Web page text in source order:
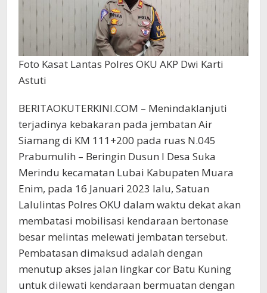
Foto Kasat Lantas Polres OKU AKP Dwi Karti
Astuti
BERITAOKUTERKINI.COM – Menindaklanjuti
terjadinya kebakaran pada jembatan Air
Siamang di KM 111+200 pada ruas N.045
Prabumulih – Beringin Dusun I Desa Suka
Merindu kecamatan Lubai Kabupaten Muara
Enim, pada 16 Januari 2023 lalu, Satuan
Lalulintas Polres OKU dalam waktu dekat akan
membatasi mobilisasi kendaraan bertonase
besar melintas melewati jembatan tersebut.
Pembatasan dimaksud adalah dengan
menutup akses jalan lingkar cor Batu Kuning
untuk dilewati kendaraan bermuatan dengan